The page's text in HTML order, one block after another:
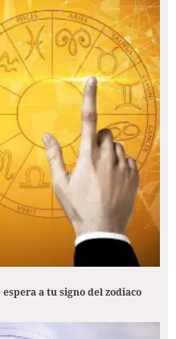
a tu signo del zodiaco